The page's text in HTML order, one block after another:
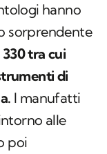
hanno
sorprendente
tra cui
di
I manufatti
alle
poi